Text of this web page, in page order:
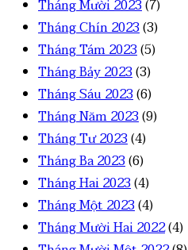
Tháng Mười 2023(7)
Tháng Chín 2023(3)
Tháng Tám 2023(5)
Tháng Bảy 2023(3)
Tháng Sáu 2023(6)
Tháng Năm 2023(9)
Tháng Tư 2023(4)
Tháng Ba 2023(6)
Tháng Hai 2023(4)
Tháng Một 2023(4)
Tháng Mười Hai 2022(4)